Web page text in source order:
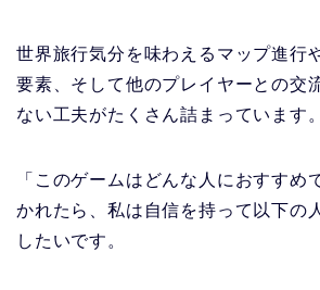
世界旅行気分を味わえるマップ進行
要素、そして他のプレイヤーとの交
ない工夫がたくさん詰まっています。
「このゲームはどんな人におすすめ
かれたら、私は自信を持って以下の
したいです。